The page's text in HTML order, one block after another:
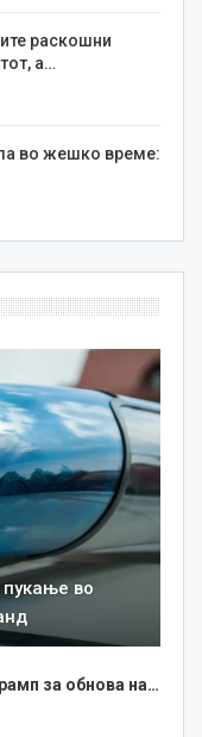
раскошни
а…
во жешко време:
во
за обнова на…